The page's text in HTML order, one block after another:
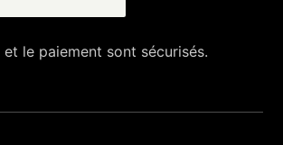
le paiement sont sécurisés.